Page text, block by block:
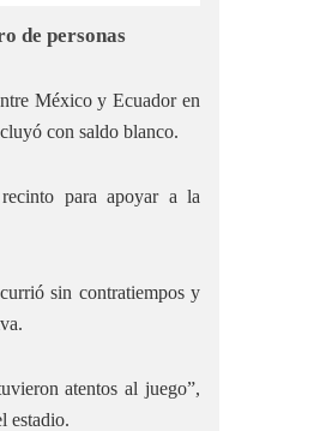
de personas
México y Ecuador en
con saldo blanco.
para apoyar a la
sin contratiempos y
atentos al juego”,
estadio.